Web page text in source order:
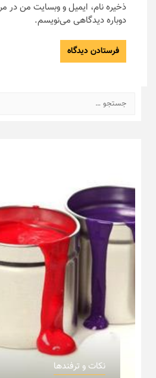
ذخیره نام، ایمیل و وبسایت من در
دوباره دیدگاهی می‌نویسم.
جستجو
برای:
نکات و ترفندها